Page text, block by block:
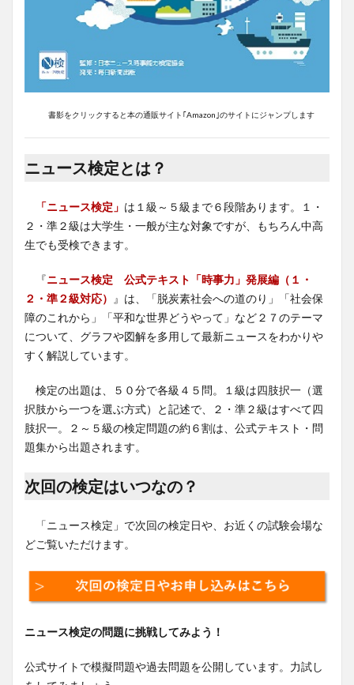
書影をクリックすると本の通販サイト｢Amazon｣のサイトにジャンプします
ニュース検定とは？
「ニュース検定」 は１級～５級まで６段階あります。１・
２・準２級は大学生・一般が主な対象ですが、もちろん中高
生でも受検できます。
『ニュース検定 公式テキスト「時事力」発展編（１・
２・準２級対応）
』は、「脱炭素社会への道のり」「社会保
障のこれから」「平和な世界どうやって」など２７のテーマ
について、グラフや図解を多用して最新ニュースをわかりや
すく解説しています。
検定の出題は、５０分で各級４５問。１級は四肢択一（選
択肢から一つを選ぶ方式）と記述で、２・準２級はすべて四
肢択一。２～５級の検定問題の約６割は、公式テキスト・問
題集から出題されます。
次回の検定はいつなの？
「ニュース検定」で次回の検定日や、お近くの試験会場な
どご覧いただけます。
ニュース検定の問題に挑戦してみよう！
公式サイトで模擬問題や過去問題を公開しています。力試し